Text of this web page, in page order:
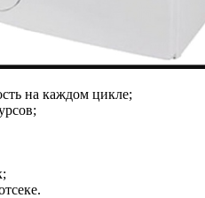
на каждом цикле;